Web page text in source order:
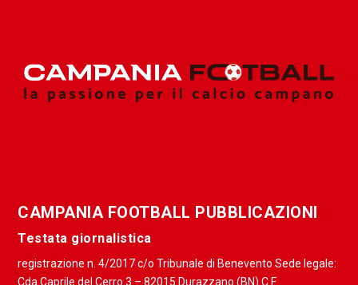
CAMPANIA FOOTBALL PUBBLICAZIONI
Testata giornalistica
registrazione n. 4/2017 c/o Tribunale di Benevento Sede legale:
Cda Caprile del Cerro 3 – 82015 Durazzano (BN) C.F.